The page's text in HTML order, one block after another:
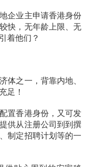
企业主申请香港身份
快，无年龄上限、无
着他们？
体之一，背靠内地、
足！
置香港身份，又可发
供从注册公司到到撰
制定招聘计划等的一